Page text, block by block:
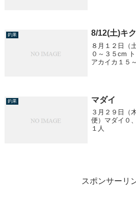
釣果 8/12(土)キ
８月１２日（
０～３５cm
アカイカ１５
釣果 マダイ
３月２９日（
便）マダイ０
１人
スポンサーリ